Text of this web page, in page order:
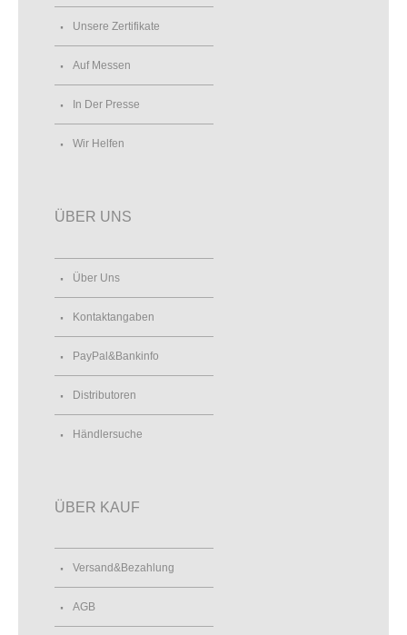
Unsere Zertifikate
Auf Messen
In Der Presse
Wir Helfen
ÜBER UNS
Über Uns
Kontaktangaben
PayPal&Bankinfo
Distributoren
Händlersuche
ÜBER KAUF
Versand&Bezahlung
AGB